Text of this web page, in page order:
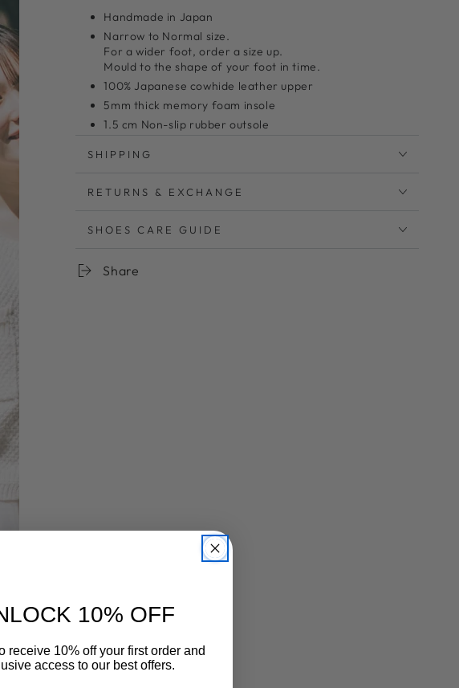
Handmade in Japan
Narrow to Normal size.
For a wider foot, order a size up.
Mould to the shape of your foot in time.
100% Japanese cowhide leather upper
5mm thick memory foam insole
1.5 cm Non-slip rubber outsole
シンプルなレースアップシューズ。
大人気のレースアップシューズ
SHIPPING
RETURNS & EXCHANGE
SHOES CARE GUIDE
Share
10% OFF
receive 10% off your first order and
access to our best offers.